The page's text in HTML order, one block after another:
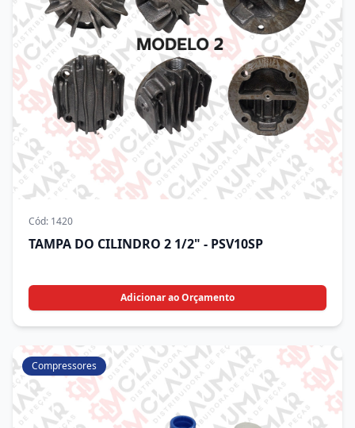
Cód: 1420
TAMPA DO CILINDRO 2 1/2" - PSV10SP
Adicionar ao Orçamento
Compressores